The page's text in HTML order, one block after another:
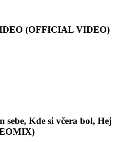
(OFFICIAL VIDEO)
Kde si včera bol, Hej